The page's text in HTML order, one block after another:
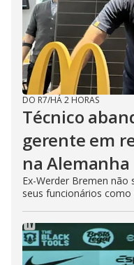
DO R7/HÁ 2 HORAS
Técnico
gerente em
na Alemanha
Ex-Werder Bremen não
seus funcionários